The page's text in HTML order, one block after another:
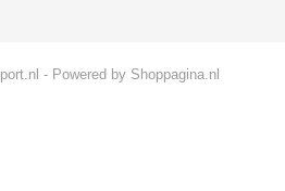
- Powered by Shoppagina.nl